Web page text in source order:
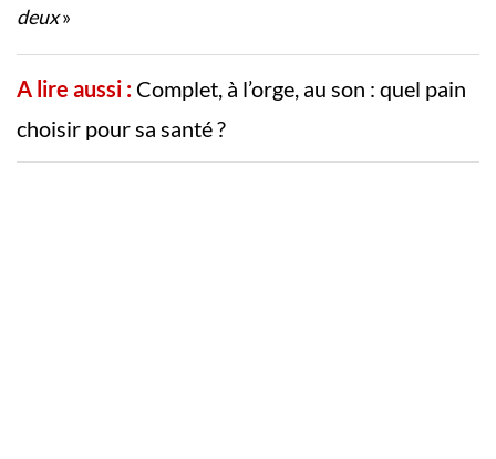
deux»
A lire aussi : Complet, à l’orge, au son : quel pain
choisir pour sa santé ?